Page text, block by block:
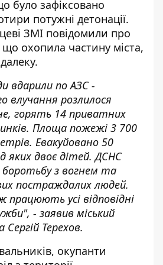
було зафіксовано
потужні детонації.
ЗМІ повідомили про
охопила частину міста,
вдарили по АЗС -
влучання розлилося
горять 14 приватних
Площа пожежі 3 700
Евакуйовано 50
яких двоє дітей. ДСНС
з вогнем та
постраждалих людей.
працюють усі відповідні
- заявив міський
Сергій Терехов.
окупанти